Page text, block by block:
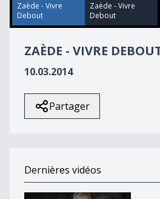
57
seconds
Zaède - Vivre
Debout
Zaède - Vivre
Debout
ZAÈDE - VIVRE
10.03.2014
Partager
Dernières vidéos